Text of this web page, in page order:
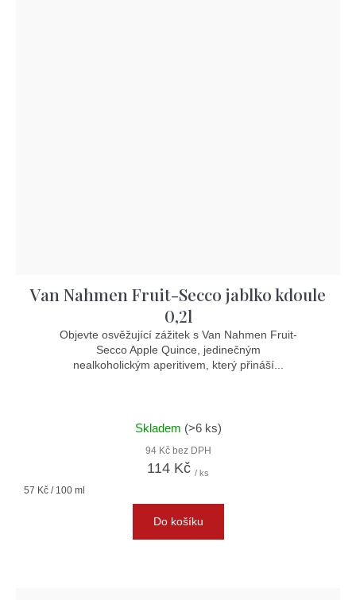
Van Nahmen Fruit-Secco jablko kdoule
0,2l
Objevte osvěžující zážitek s Van Nahmen Fruit-
Secco Apple Quince, jedinečným
nealkoholickým aperitivem, který přináší...
Skladem (>6 ks)
94 Kč bez DPH
114 Kč / ks
Měrná
57 Kč / 100 ml
Do košíku